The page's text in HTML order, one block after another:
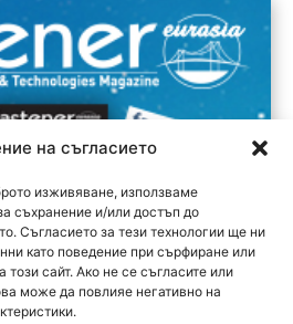
на съгласието
изживяване, използваме
съхранение и/или достъп до
Съгласието за тези технологии ще ни
като поведение при сърфиране или
този сайт. Ако не се съгласите или
може да повлияе негативно на